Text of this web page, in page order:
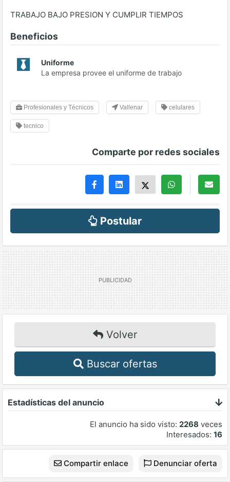
TRABAJO BAJO PRESION Y CUMPLIR TIEMPOS
Beneficios
Uniforme
La empresa provee el uniforme de trabajo
Profesionales y Técnicos Vallenar celulares
tecnico
Comparte por redes sociales
Postular
Volver
Buscar ofertas
Estadísticas del anuncio
El anuncio ha sido visto: 2268 veces
Interesados: 16
Compartir enlace Denunciar oferta